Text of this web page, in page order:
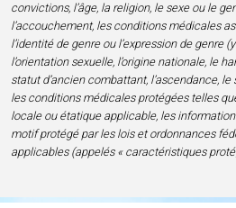
convictions, l’âge, la religion, le sexe ou le
l’accouchement, les conditions médicales
l’identité de genre ou l’expression de genre
l’orientation sexuelle, l’origine nationale, le
statut d’ancien combattant, l’ascendance,
les conditions médicales protégées telles
locale ou étatique applicable, les
motif protégé par les lois et ordonnances
applicables (appelés « caractéristiques